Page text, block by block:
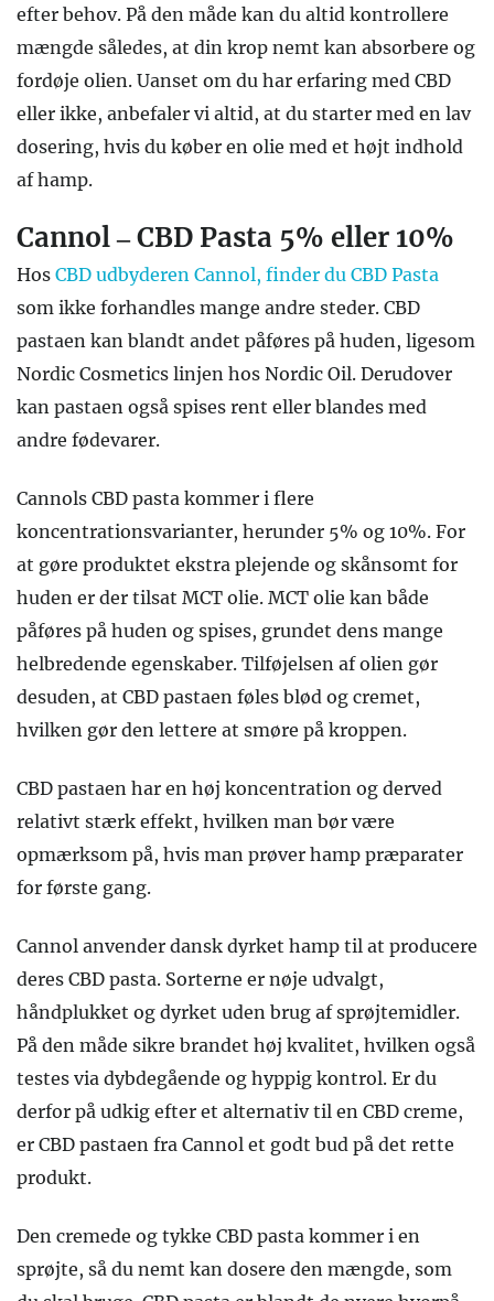
efter behov. På den måde kan du altid kontrollere
mængde således, at din krop nemt kan absorbere og
fordøje olien. Uanset om du har erfaring med CBD
eller ikke, anbefaler vi altid, at du starter med en lav
dosering, hvis du køber en olie med et højt indhold
af hamp.
Cannol – CBD Pasta 5% eller 10%
Hos CBD udbyderen Cannol, finder du CBD Pasta
som ikke forhandles mange andre steder. CBD
pastaen kan blandt andet påføres på huden, ligesom
Nordic Cosmetics linjen hos Nordic Oil. Derudover
kan pastaen også spises rent eller blandes med
andre fødevarer.
Cannols CBD pasta kommer i flere
koncentrationsvarianter, herunder 5% og 10%. For
at gøre produktet ekstra plejende og skånsomt for
huden er der tilsat MCT olie. MCT olie kan både
påføres på huden og spises, grundet dens mange
helbredende egenskaber. Tilføjelsen af olien gør
desuden, at CBD pastaen føles blød og cremet,
hvilken gør den lettere at smøre på kroppen.
CBD pastaen har en høj koncentration og derved
relativt stærk effekt, hvilken man bør være
opmærksom på, hvis man prøver hamp præparater
for første gang.
Cannol anvender dansk dyrket hamp til at producere
deres CBD pasta. Sorterne er nøje udvalgt,
håndplukket og dyrket uden brug af sprøjtemidler.
På den måde sikre brandet høj kvalitet, hvilken også
testes via dybdegående og hyppig kontrol. Er du
derfor på udkig efter et alternativ til en CBD creme,
er CBD pastaen fra Cannol et godt bud på det rette
produkt.
Den cremede og tykke CBD pasta kommer i en
sprøjte, så du nemt kan dosere den mængde, som